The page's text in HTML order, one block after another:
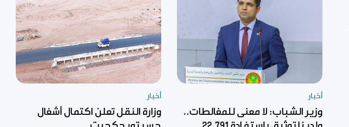
أخبار
وزير الشباب: لا معنى للمغالطات..
أخبار
وزارة النقل تعلن اكتمال أشغال